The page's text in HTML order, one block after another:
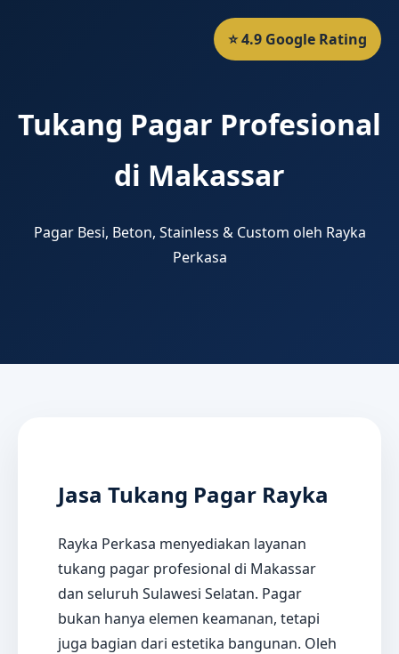
⭐ 4.9 Google Rating
Tukang Pagar Profesional
di Makassar
Pagar Besi, Beton, Stainless & Custom oleh Rayka
Perkasa
Jasa Tukang Pagar Rayka
Rayka Perkasa menyediakan layanan
tukang pagar profesional di Makassar
dan seluruh Sulawesi Selatan. Pagar
bukan hanya elemen keamanan, tetapi
juga bagian dari estetika bangunan. Oleh